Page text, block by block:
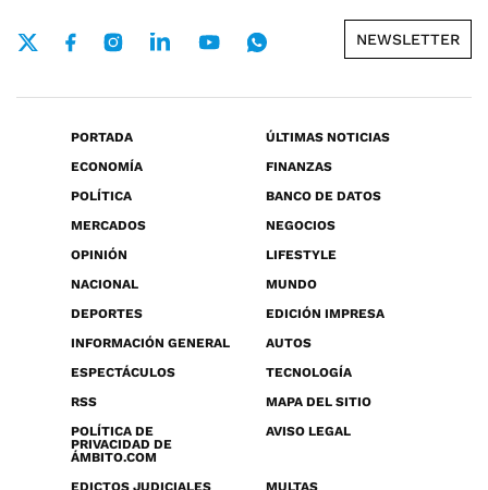
NEWSLETTER
PORTADA
ÚLTIMAS NOTICIAS
ECONOMÍA
FINANZAS
POLÍTICA
BANCO DE DATOS
MERCADOS
NEGOCIOS
OPINIÓN
LIFESTYLE
NACIONAL
MUNDO
DEPORTES
EDICIÓN IMPRESA
INFORMACIÓN GENERAL
AUTOS
ESPECTÁCULOS
TECNOLOGÍA
RSS
MAPA DEL SITIO
POLÍTICA DE
PRIVACIDAD DE
ÁMBITO.COM
AVISO LEGAL